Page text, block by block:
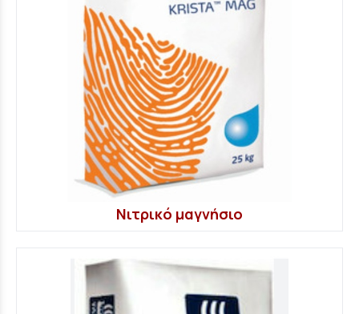
Νιτρικό μαγνήσιο